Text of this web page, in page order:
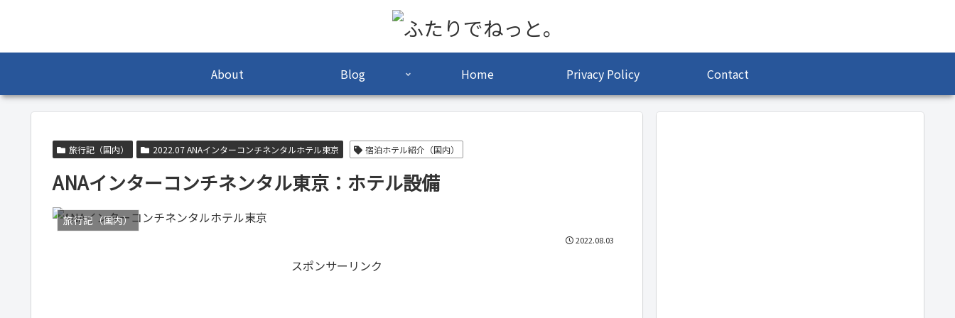
About Blog Home Privacy Policy Contact
旅行記（国内） 2022.07 ANAインターコンチネンタルホテル東京 宿泊ホテル紹介（国内）
ANAインターコンチネンタル東京：ホテル設備
旅行記（国内）
2022.08.03
スポンサーリンク